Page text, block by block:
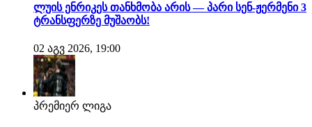
ლუის ენრიკეს თანხმობა არის — პარი სენ-ჟერმენი 3
ტრანსფერზე მუშაობს!
02 აგვ 2026, 19:00
პრემიერ ლიგა